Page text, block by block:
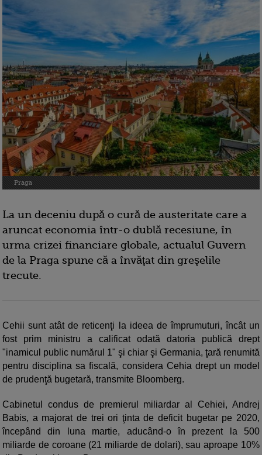
Praga
La un deceniu după o cură de austeritate care a
aruncat economia într-o dublă recesiune, în
urma crizei financiare globale, actualul Guvern
de la Praga spune că a învăţat din greşelile
trecute.
Cehii sunt atât de reticenţi la ideea de împrumuturi, încât un
fost prim ministru a calificat odată datoria publică drept
"inamicul public numărul 1" şi chiar şi Germania, ţară renumită
pentru disciplina sa fiscală, considera Cehia drept un model
de prudenţă bugetară, transmite Bloomberg.
Cabinetul condus de premierul miliardar al Cehiei, Andrej
Babis, a majorat de trei ori ţinta de deficit bugetar pe 2020,
începând din luna martie, aducând-o în prezent la 500
miliarde de coroane (21 miliarde de dolari), sau aproape 10%